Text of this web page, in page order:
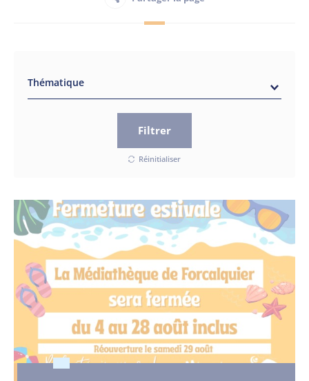
Thématique
Filtrer
RéinitialiserPublications